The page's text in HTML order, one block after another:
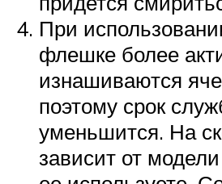
При
флешке более
изнашиваются
поэтому срок
уменьшится. На
зависит от